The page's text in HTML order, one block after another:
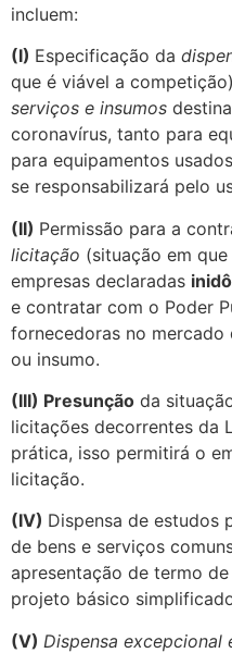
incluem:
(I) Especificação da
que é viável a
serviços e insumos
coronavírus, tanto para
para equipamentos
se responsabilizará pelo
(II) Permissão para a
licitação (situação em
empresas declaradas
e contratar com o Poder
fornecedoras no
ou insumo.
(III) Presunção da
licitações decorrentes da
prática, isso permitirá o
licitação.
(IV) Dispensa de estudos
de bens e serviços
apresentação de termo
projeto básico
(V) Dispensa excepcional